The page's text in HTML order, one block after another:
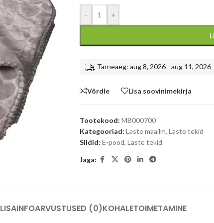
- +
Tarneaeg: aug 8, 2026 - aug 11, 2026
Võrdle Lisa soovinimekirja
Tootekood: MB000700
Kategooriad: Laste maailm, Laste tekid
Sildid: E-pood, Laste tekid
Jaga:
LISAINFOARVUSTUSED (0)KOHALETOIMETAMINE